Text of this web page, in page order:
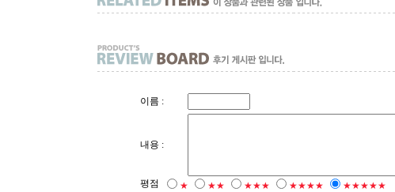
이름 :
내용 :
평점 ★ ★★ ★★★ ★★★★ ★★★★★